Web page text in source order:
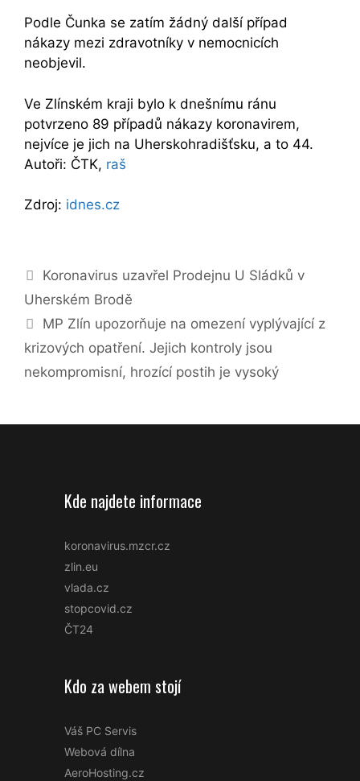
Podle Čunka se zatím žádný další případ
nákazy mezi zdravotníky v nemocnicích
neobjevil.
Ve Zlínském kraji bylo k dnešnímu ránu
potvrzeno 89 případů nákazy koronavirem,
nejvíce je jich na Uherskohradišťsku, a to 44.
Autoři: ČTK, raš
Zdroj: idnes.cz
Navigace
příspěvků
Koronavirus uzavřel Prodejnu U Sládků v
Uherském Brodě
MP Zlín upozorňuje na omezení vyplývající z
krizových opatření. Jejich kontroly jsou
nekompromisní, hrozící postih je vysoký
Kde najdete informace
koronavirus.mzcr.cz
zlin.eu
vlada.cz
stopcovid.cz
ČT24
Kdo za webem stojí
Váš PC Servis
Webová dílna
AeroHosting.cz